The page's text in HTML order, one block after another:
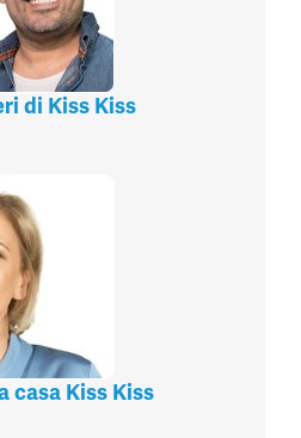
di Kiss Kiss
casa Kiss Kiss